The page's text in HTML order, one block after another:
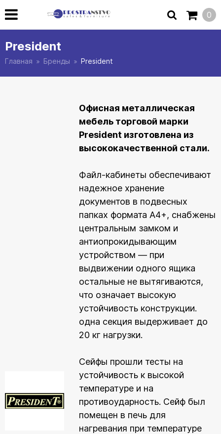
0
President
Главная Бренды President
Офисная металлическая
мебель торговой марки
President изготовлена из
высококачественной стали.
Файл-кабинеты обеспечивают
надежное хранение
документов в подвесных
папках формата А4+, снабжены
центральным замком и
антиопрокидывающим
устройством — при
выдвижении одного ящика
остальные не вытягиваются,
что означает высокую
устойчивость конструкции.
одна секция выдерживает до
20 кг нагрузки.
Сейфы прошли тесты на
устойчивость к высокой
температуре и на
противоударность. Сейф был
помещен в печь для
нагревания при температуре